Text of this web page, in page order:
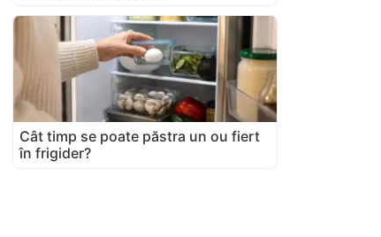
Cât timp se poate păstra un ou fiert
în frigider?